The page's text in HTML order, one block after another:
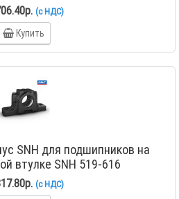
(с НДС)
Купить
SNH для подшипников на
втулке SNH 519-616
(с НДС)